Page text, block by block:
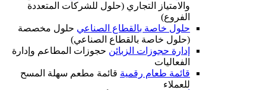
والامتياز التجاري (حلول للشركات المتعددة
الفروع)
حلول خاصة بالقطاع الصناعي حلول مخصصة
(حلول خاصة بالقطاع الصناعي)
إدارة حجوزات الزبائن حجوزات المطاعم وإدارة
الفعاليات
قائمة طعام رقمية قائمة مطعم سهلة المسح
للعملاء